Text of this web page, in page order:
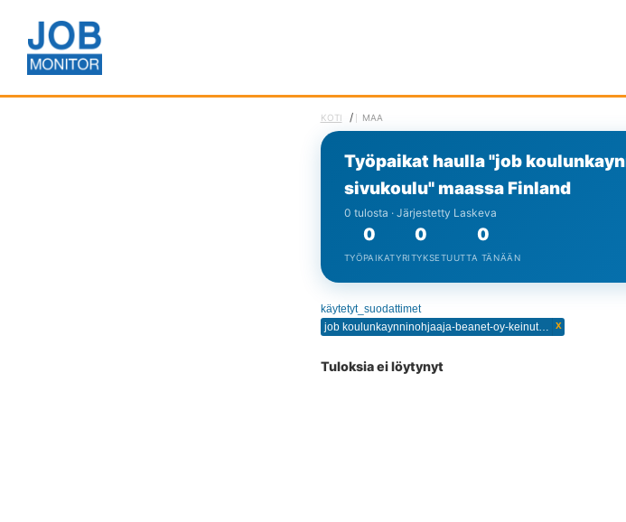
KOTI / MAA
Työpaikat haulla "job
sivukoulu" maassa Finland
0 tulosta · Järjestetty Laskeva
0
TYÖPAIKAT
0
YRITYKSET
0
UUTTA TÄNÄÄN
käytetyt_suodattimet
job koulunkaynninohjaaja-beanet-oy-keinutien-alaaste-ja-nallin-sivukoulu
x
Tuloksia ei löytynyt